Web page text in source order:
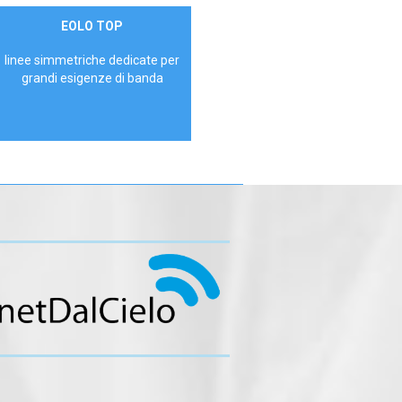
ContattaciEOLO TOP
linee simmetriche dedicate per
grandi esigenze di banda